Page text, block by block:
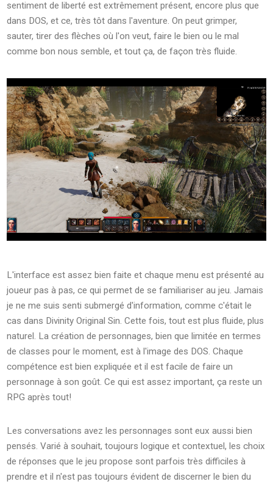
sentiment de liberté est extrêmement présent, encore plus que
dans DOS, et ce, très tôt dans l'aventure. On peut grimper,
sauter, tirer des flèches où l'on veut, faire le bien ou le mal
comme bon nous semble, et tout ça, de façon très fluide.
L'interface est assez bien faite et chaque menu est présenté au
joueur pas à pas, ce qui permet de se familiariser au jeu. Jamais
je ne me suis senti submergé d'information, comme c'était le
cas dans Divinity Original Sin. Cette fois, tout est plus fluide, plus
naturel. La création de personnages, bien que limitée en termes
de classes pour le moment, est à l'image des DOS. Chaque
compétence est bien expliquée et il est facile de faire un
personnage à son goût. Ce qui est assez important, ça reste un
RPG après tout!
Les conversations avez les personnages sont eux aussi bien
pensés. Varié à souhait, toujours logique et contextuel, les choix
de réponses que le jeu propose sont parfois très difficiles à
prendre et il n'est pas toujours évident de discerner le bien du